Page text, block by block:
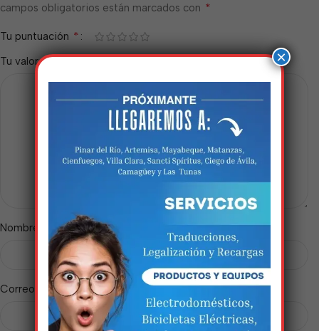
campos obligatorios están marcados con *
Tu puntuación *
Tu valoración*
Nombre
Correo electrónico *
×
Estamos trabalhando
nisso!
Em breve, esta página estará
disponível com novidades
incríveis. Agradecemos pela
paciência e compreensão.